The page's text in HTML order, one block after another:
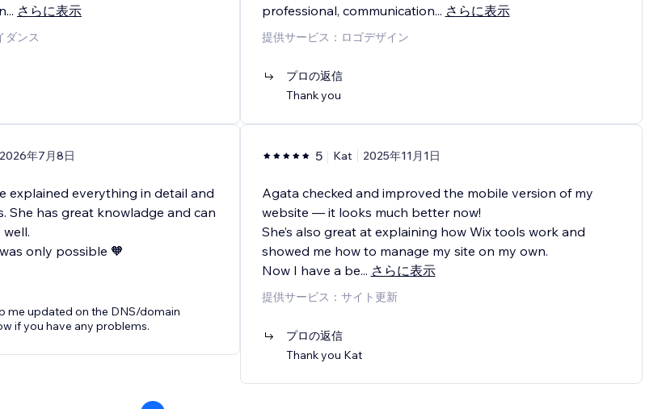
... さらに表示
ダンス
2026年7月8日
explained everything in detail and
She has great knowladge and can
only possible 🧡
me updated on the DNS/domain
if you have any problems.
professional, communication... さらに表示
提供サービス：ロゴデザイン
プロの返信
Thank you
5 Kat 2025年11月1日
Agata checked and improved the mobile version of my
website — it looks much better now!
She’s also great at explaining how Wix tools work and
showed me how to manage my site on my own.
Now I have a be... さらに表示
提供サービス：サイト更新
プロの返信
Thank you Kat